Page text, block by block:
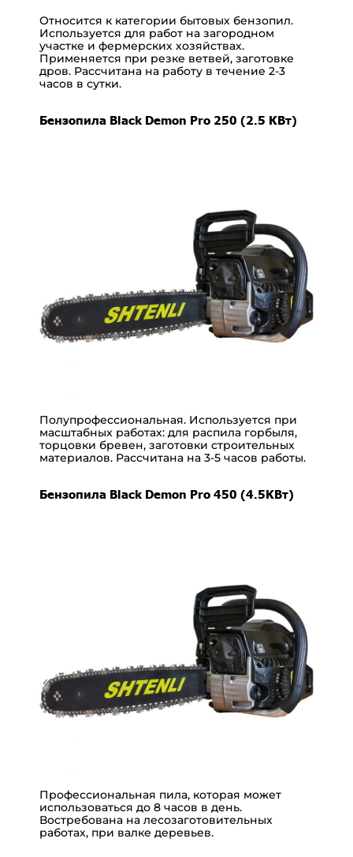
Относится к категории бытовых бензопил.
Используется для работ на загородном
участке и фермерских хозяйствах.
Применяется при резке ветвей, заготовке
дров. Рассчитана на работу в течение 2-3
часов в сутки.
Бензопила Black Demon Pro 250 (2.5 КВт)
Полупрофессиональная. Используется при
масштабных работах: для распила горбыля,
торцовки бревен, заготовки строительных
материалов. Рассчитана на 3-5 часов работы.
Бензопила Black Demon Pro 450 (4.5КВт)
Профессиональная пила, которая может
использоваться до 8 часов в день.
Востребована на лесозаготовительных
работах, при валке деревьев.